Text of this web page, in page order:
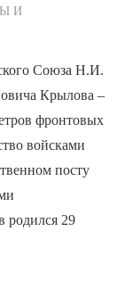
И
Союза Н.И.
Крылова –
фронтовых
войсками
посту
родился 29